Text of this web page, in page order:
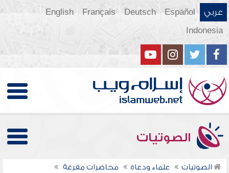
عربي Español
Deutsch
Français
English
Indonesia
الصوتيات
الصوتيات علماء ودعاة
محاضرات مفرغة